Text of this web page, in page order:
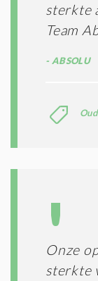
sterkte
Team
ABSOLU
Onze
sterkte